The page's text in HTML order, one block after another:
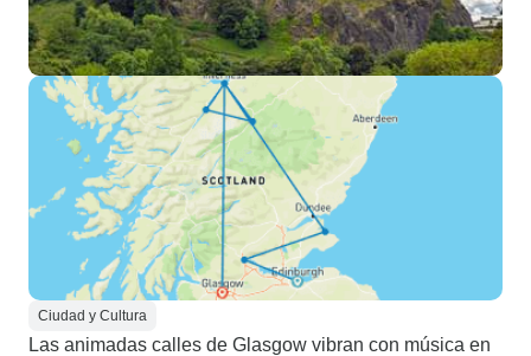
Ciudad y Cultura
Las animadas calles de Glasgow vibran con música en